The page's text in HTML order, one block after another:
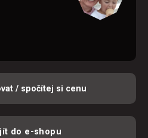
/ spočítej si cenu
do e-shopu